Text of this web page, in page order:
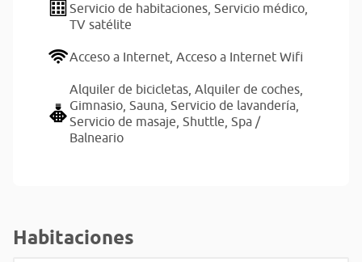
Servicio de habitaciones, Servicio médico,
TV satélite
Acceso a Internet, Acceso a Internet Wifi
Alquiler de bicicletas, Alquiler de coches,
Gimnasio, Sauna, Servicio de lavandería,
Servicio de masaje, Shuttle, Spa /
Balneario
Habitaciones